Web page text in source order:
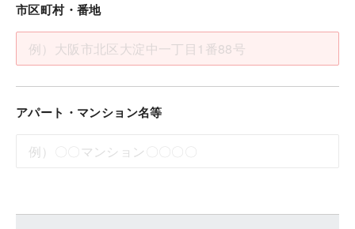
市区町村・番地
アパート・マンション名等